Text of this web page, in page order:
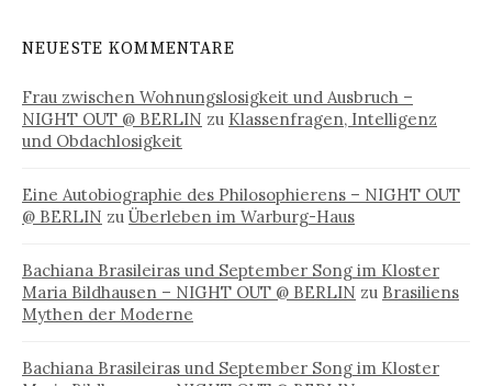
NEUESTE KOMMENTARE
Frau zwischen Wohnungslosigkeit und Ausbruch –
NIGHT OUT @ BERLIN zu Klassenfragen, Intelligenz
und Obdachlosigkeit
Eine Autobiographie des Philosophierens – NIGHT OUT
@ BERLIN zu Überleben im Warburg-Haus
Bachiana Brasileiras und September Song im Kloster
Maria Bildhausen – NIGHT OUT @ BERLIN zu Brasiliens
Mythen der Moderne
Bachiana Brasileiras und September Song im Kloster